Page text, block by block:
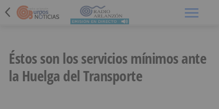
Éstos son los servicios mínimos ante
la Huelga del Transporte